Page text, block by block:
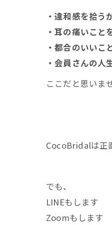
・違和感を拾う
・耳の痛いこと
・都合のいいこ
・会員さんの人
ここだと思いま
CocoBridalは正
でも、
LINEもします
Zoomもします